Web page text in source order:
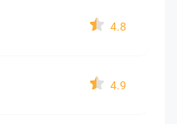
4.8
4.9